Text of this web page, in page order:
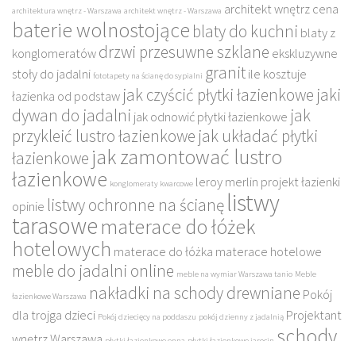
architektura wnętrz - Warszawa architekt wnętrz - Warszawa architekt wnętrz cena
baterie wolnostojące blaty do kuchni blaty z
konglomeratówdrzwi przesuwne szklane ekskluzywne
stoły do jadalni fototapety na ścianę do sypialni granitile kosztuje
łazienka od podstaw jak czyścić płytki łazienkowe jaki
dywan do jadalni jak odnowić płytki łazienkowe jak
przykleić lustro łazienkowe jak układać płytki
łazienkowe jak zamontować lustro
łazienkowe konglomeraty kwarcowe leroy merlin projekt łazienki
opinie listwy ochronne na ścianęlistwy
tarasowematerace do łóżek
hotelowych materace do łóżka materace hotelowe
meble do jadalni online meble na wymiar Warszawa tanio Meble
łazienkowe Warszawa nakładki na schody drewniane Pokój
dla trojga dzieci Pokój dziecięcy na poddaszu pokój dzienny z jadalnią Projektant